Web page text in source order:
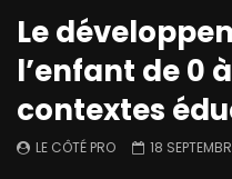
Le
l’enfant de 0
contextes
LE CÔTÉ PRO 18